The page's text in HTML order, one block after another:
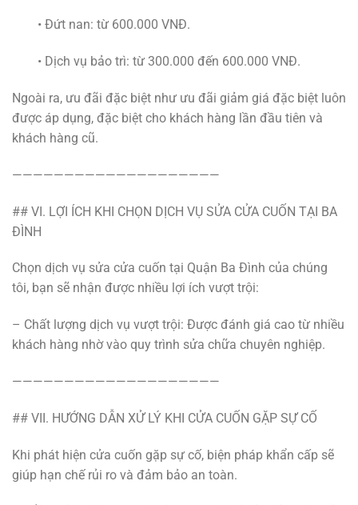
• Đứt nan: từ 600.000 VNĐ.
• Dịch vụ bảo trì: từ 300.000 đến 600.000 VNĐ.
Ngoài ra, ưu đãi đặc biệt như ưu đãi giảm giá đặc biệt luôn
được áp dụng, đặc biệt cho khách hàng lần đầu tiên và
khách hàng cũ.
————————————————————
## VI. LỢI ÍCH KHI CHỌN DỊCH VỤ SỬA CỬA CUỐN TẠI BA
ĐÌNH
Chọn dịch vụ sửa cửa cuốn tại Quận Ba Đình của chúng
tôi, bạn sẽ nhận được nhiều lợi ích vượt trội:
– Chất lượng dịch vụ vượt trội: Được đánh giá cao từ nhiều
khách hàng nhờ vào quy trình sửa chữa chuyên nghiệp.
————————————————————
## VII. HƯỚNG DẪN XỬ LÝ KHI CỬA CUỐN GẶP SỰ CỐ
Khi phát hiện cửa cuốn gặp sự cố, biện pháp khẩn cấp sẽ
giúp hạn chế rủi ro và đảm bảo an toàn.